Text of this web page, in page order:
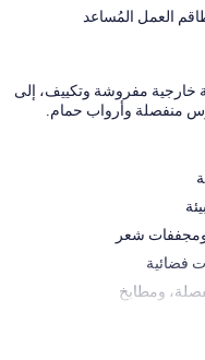
العمل المُساعد
مثل ساحة خارجية مفروشة وتكييف، إلى
منفصلة وأرواب حمام.
ومجففات شعر
ومطابخ